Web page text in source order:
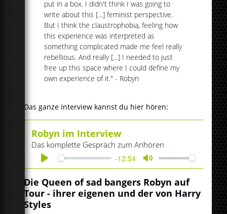
put in a box. I didn't think I was going to
write about this […] feminist perspective.
But I think the claustrophobia, feeling how
this experience was interpreted as
something complicated made me feel really
rebellious. And really […] I needed to just
free up this space where I could define my
own experience of it." - Robyn
Das ganze Interview kannst du hier hören:
Robyn im Interview
Das komplette Gespräch zum Anhören
Play
-12:54
Mute
Die Queen of sad bangers Robyn auf
Tour - ihrer eigenen und der von Harry
Styles